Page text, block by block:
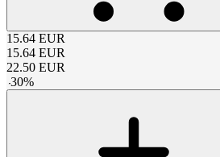
15.64 EUR
15.64 EUR
22.50 EUR
-30%